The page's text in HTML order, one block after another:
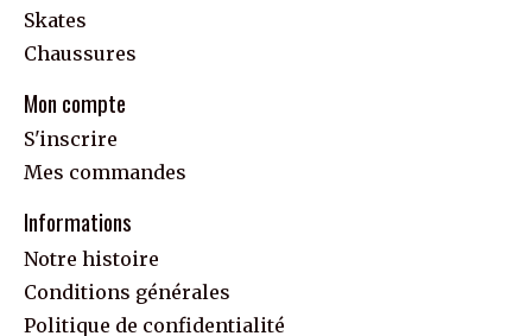
Skates
Chaussures
Mon compte
S'inscrire
Mes commandes
Informations
Notre histoire
Conditions générales
Politique de confidentialité